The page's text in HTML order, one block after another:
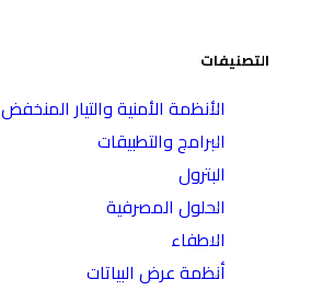
التصنيفات
الأنظمة الأمنية والتيار المنخفض
البرامج والتطبيقات
البترول
الحلول المصرفية
الاطفاء
أنظمة عرض البياتات